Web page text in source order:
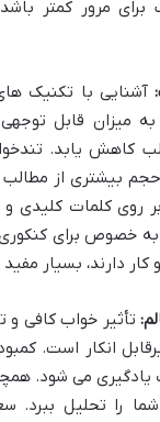
برای مرور کمتر
آشنایی با تکنیک
میزان قابل
کاهش یابد.
حجم بیشتری از
بر روی کلمات کلیدی
خصوص برای
دارند، بسیار
تأثیر خواب کافی و
انکار است.
یادگیری می شود.
را تحلیل ببرد.